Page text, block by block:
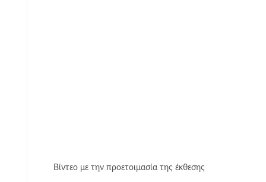
Βίντεο με την προετοιμασία της έκθεσης